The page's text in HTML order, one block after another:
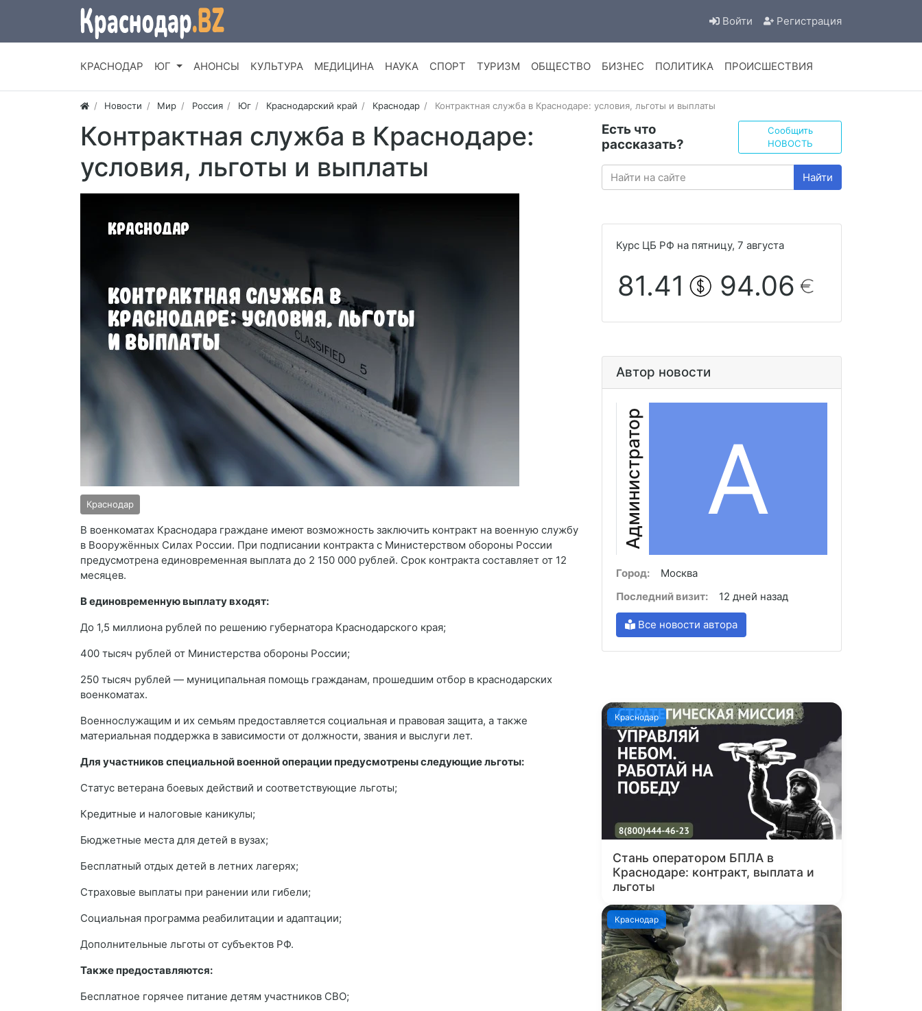
Войти Регистрация
КРАСНОДАР ЮГ АНОНСЫ КУЛЬТУРА МЕДИЦИНА НАУКА СПОРТ ТУРИЗМ ОБЩЕСТВО БИЗНЕС ПОЛИТИКА ПРОИСШЕСТВИЯ
Новости Мир Россия Юг Краснодарский край Краснодар Контрактная служба в Краснодаре: условия, льготы и выплаты
Контрактная служба в Краснодаре:
условия, льготы и выплаты
Краснодар
В военкоматах Краснодара граждане имеют возможность заключить контракт на военную службу
в Вооружённых Силах России. При подписании контракта с Министерством обороны России
предусмотрена единовременная выплата до 2 150 000 рублей. Срок контракта составляет от 12
месяцев.
В единовременную выплату входят:
До 1,5 миллиона рублей по решению губернатора Краснодарского края;
400 тысяч рублей от Министерства обороны России;
250 тысяч рублей — муниципальная помощь гражданам, прошедшим отбор в краснодарских
военкоматах.
Военнослужащим и их семьям предоставляется социальная и правовая защита, а также
материальная поддержка в зависимости от должности, звания и выслуги лет.
Для участников специальной военной операции предусмотрены следующие льготы:
Статус ветерана боевых действий и соответствующие льготы;
Кредитные и налоговые каникулы;
Бюджетные места для детей в вузах;
Бесплатный отдых детей в летних лагерях;
Страховые выплаты при ранении или гибели;
Социальная программа реабилитации и адаптации;
Дополнительные льготы от субъектов РФ.
Также предоставляются:
Бесплатное горячее питание детям участников СВО;
Есть что
рассказать?
Сообщить
НОВОСТЬ
Найти
Курс ЦБ РФ на пятницу, 7 августа
81.41 94.06
Автор новости
Администратор А
Город:
Москва
Последний визит:
12 дней назад
Все новости автора
Краснодар
Стань оператором БПЛА в
Краснодаре: контракт, выплата и
льготы
Краснодар